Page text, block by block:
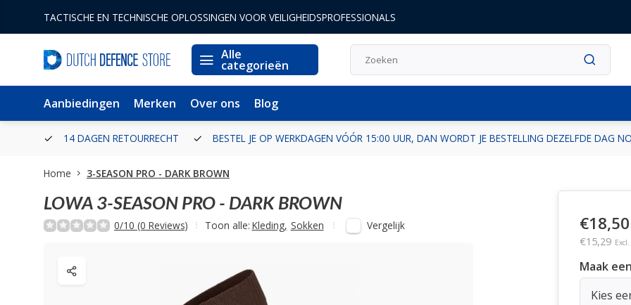
TACTISCHE EN TECHNISCHE OPLOSSINGEN VOOR VEILIGHEIDSPROFESSIONALS
Alle
categorieën
Aanbiedingen Merken Over ons Blog
14 DAGEN RETOURRECHT BESTEL JE OP WERKDAGEN VÓÓR 15:00 UUR, DAN WORDT JE BESTELLING DEZELFDE DAG
Home 3-SEASON PRO - DARK BROWN
LOWA 3-SEASON PRO - DARK BROWN
0/10 (0 Reviews) Toon alle: Kleding, Sokken Vergelijk €18,50
€15,29
Maak
Kies